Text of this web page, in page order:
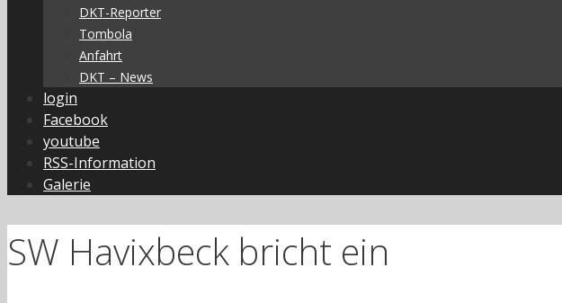
DKT-Reporter
Tombola
Anfahrt
DKT – News
login
Facebook
youtube
RSS-Information
Galerie
SW Havixbeck bricht ein